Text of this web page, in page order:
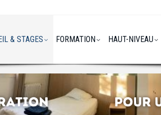
& STAGES FORMATION HAUT-NIVEAU